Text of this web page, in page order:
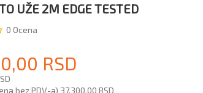
UŽE 2M EDGE TESTED
0 Ocena
RSD
bez PDV-a) 37.300,00 RSD